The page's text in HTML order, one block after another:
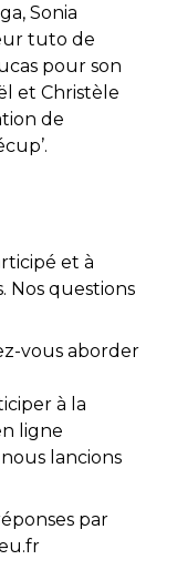
Sonia
tuto de
pour son
et Christèle
de
et à
Nos questions
vous aborder
à la
ligne
lancions
par